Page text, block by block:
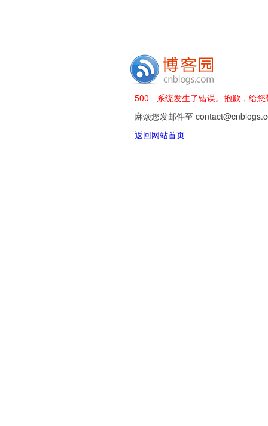
500 - 系统发生了错误。抱歉，给
麻烦您发邮件至
返回网站首页